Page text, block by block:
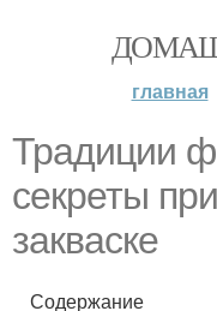
главная
Традиции
секреты
закваске
Содержание